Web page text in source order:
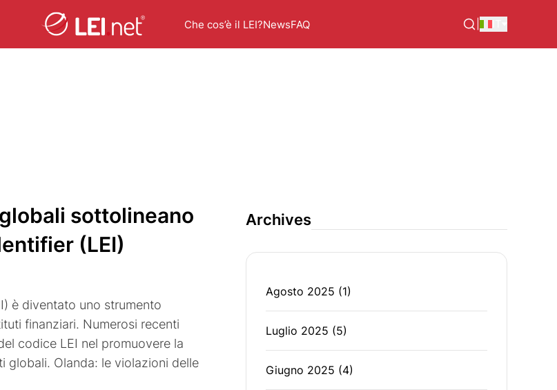
Che cos’è il LEI?NewsFAQ
sottolineano
(LEI)
è diventato uno strumento
finanziari. Numerosi recenti
codice LEI nel promuovere la
globali. Olanda: le violazioni delle
Archives
Agosto 2025 (1)
Luglio 2025 (5)
Giugno 2025 (4)